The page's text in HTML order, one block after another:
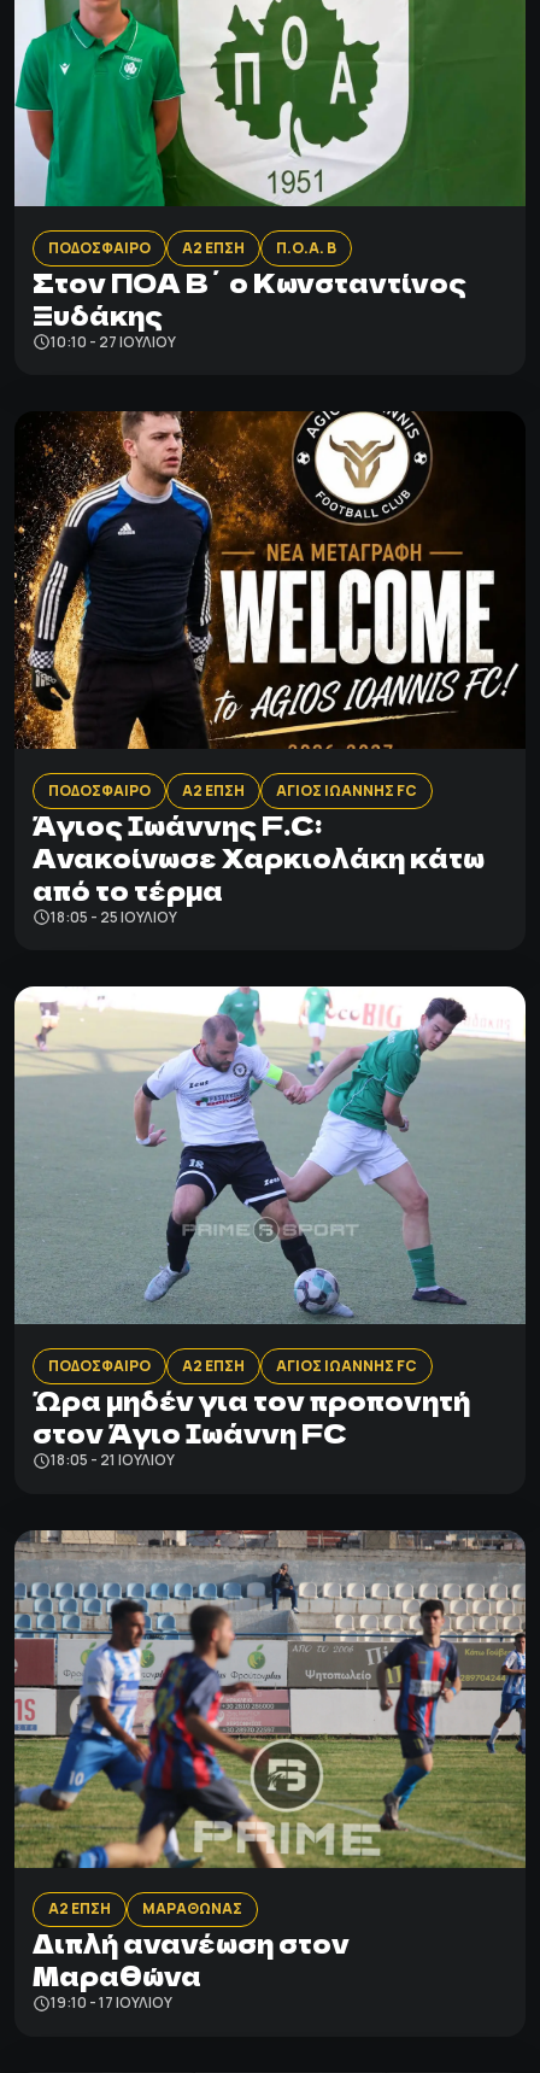
ΠΟΔΟΣΦΑΙΡΟ Α2 ΕΠΣΗ Π.Ο.Α. Β
Στον ΠΟΑ Β΄ ο Κωνσταντίνος
Ξυδάκης
10:10 - 27 ΙΟΥΛΊΟΥ
ΠΟΔΟΣΦΑΙΡΟ Α2 ΕΠΣΗ ΑΓΙΟΣ ΙΩΑΝΝΗΣ FC
Άγιος Ιωάννης F.C:
Ανακοίνωσε Χαρκιολάκη κάτω
από το τέρμα
18:05 - 25 ΙΟΥΛΊΟΥ
ΠΟΔΟΣΦΑΙΡΟ Α2 ΕΠΣΗ ΑΓΙΟΣ ΙΩΑΝΝΗΣ FC
Ώρα μηδέν για τον προπονητή
στον Άγιο Ιωάννη FC
18:05 - 21 ΙΟΥΛΊΟΥ
Α2 ΕΠΣΗ ΜΑΡΑΘΩΝΑΣ
Διπλή ανανέωση στον
Μαραθώνα
19:10 - 17 ΙΟΥΛΊΟΥ